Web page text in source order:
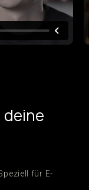
deine
für E-